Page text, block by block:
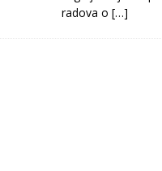
radova o […]